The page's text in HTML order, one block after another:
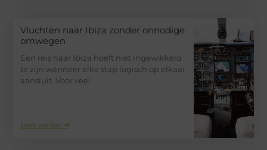
Vluchten naar Ibiza zonder onnodige
omwegen
Een reis naar Ibiza hoeft niet ingewikkeld
te zijn wanneer elke stap logisch op elkaar
aansluit. Voor veel
Lees verder ➜